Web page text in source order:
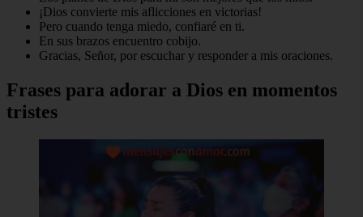
¡Dios convierte mis aflicciones en victorias!
Pero cuando tenga miedo, confiaré en ti.
En sus brazos encuentro cobijo.
Gracias, Señor, por escuchar y responder a mis oraciones.
Frases para adorar a Dios en momentos
tristes